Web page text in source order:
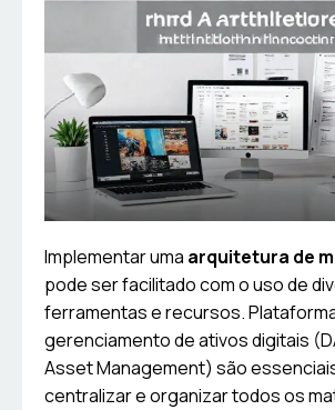
Implementar uma arquitetura de
pode ser facilitado com o uso de
ferramentas e recursos.
gerenciamento de ativos digitais
Asset Management) são
centralizar e organizar todos os